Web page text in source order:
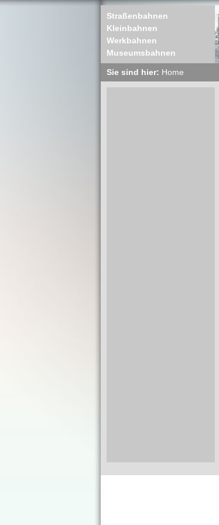
Straßenbahnen
Kleinbahnen
Werkbahnen
Museumsbahnen
Sie sind hier: Home